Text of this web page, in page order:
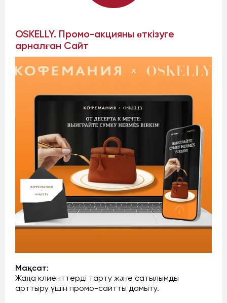
OSKELLY. Промо-акцияны өткізуге
арналған Сайт
Мақсат:
Жаңа клиенттерді тарту және сатылымды
арттыру үшін промо-сайтты дамыту.